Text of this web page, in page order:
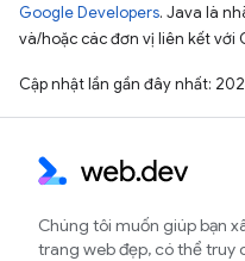
Google Developers. Java là
và/hoặc các đơn vị liên kết với
Cập nhật lần gần đây nhất:
Chúng tôi muốn giúp bạn
trang web đẹp, có thể truy